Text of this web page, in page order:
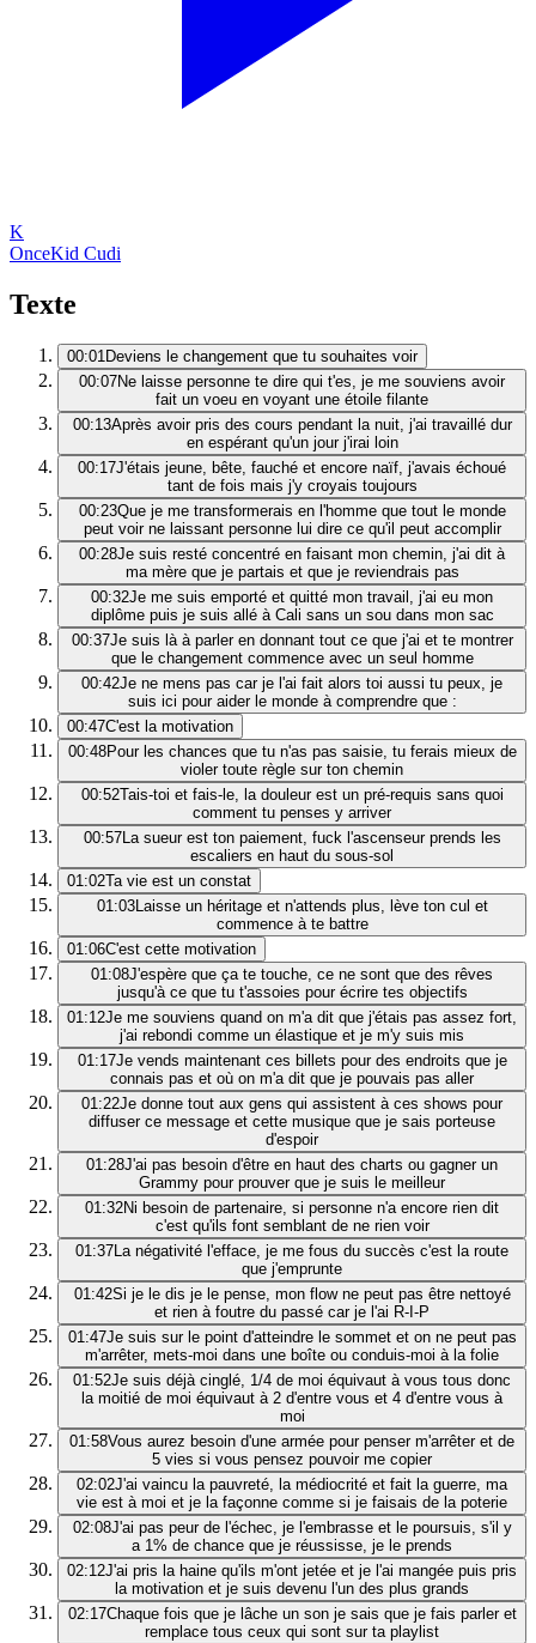
K
OnceKid Cudi
Texte
00:01Deviens le changement que tu souhaites voir
00:07Ne laisse personne te dire qui t'es, je me souviens avoir
fait un voeu en voyant une étoile filante
00:13Après avoir pris des cours pendant la nuit, j'ai travaillé dur
en espérant qu'un jour j'irai loin
00:17J'étais jeune, bête, fauché et encore naïf, j'avais échoué
tant de fois mais j'y croyais toujours
00:23Que je me transformerais en l'homme que tout le monde
peut voir ne laissant personne lui dire ce qu'il peut accomplir
00:28Je suis resté concentré en faisant mon chemin, j'ai dit à
ma mère que je partais et que je reviendrais pas
00:32Je me suis emporté et quitté mon travail, j'ai eu mon
diplôme puis je suis allé à Cali sans un sou dans mon sac
00:37Je suis là à parler en donnant tout ce que j'ai et te montrer
que le changement commence avec un seul homme
00:42Je ne mens pas car je l'ai fait alors toi aussi tu peux, je
suis ici pour aider le monde à comprendre que :
00:47C'est la motivation
00:48Pour les chances que tu n'as pas saisie, tu ferais mieux de
violer toute règle sur ton chemin
00:52Tais-toi et fais-le, la douleur est un pré-requis sans quoi
comment tu penses y arriver
00:57La sueur est ton paiement, fuck l'ascenseur prends les
escaliers en haut du sous-sol
01:02Ta vie est un constat
01:03Laisse un héritage et n'attends plus, lève ton cul et
commence à te battre
01:06C'est cette motivation
01:08J'espère que ça te touche, ce ne sont que des rêves
jusqu'à ce que tu t'assoies pour écrire tes objectifs
01:12Je me souviens quand on m'a dit que j'étais pas assez fort,
j'ai rebondi comme un élastique et je m'y suis mis
01:17Je vends maintenant ces billets pour des endroits que je
connais pas et où on m'a dit que je pouvais pas aller
01:22Je donne tout aux gens qui assistent à ces shows pour
diffuser ce message et cette musique que je sais porteuse
d'espoir
01:28J'ai pas besoin d'être en haut des charts ou gagner un
Grammy pour prouver que je suis le meilleur
01:32Ni besoin de partenaire, si personne n'a encore rien dit
c'est qu'ils font semblant de ne rien voir
01:37La négativité l'efface, je me fous du succès c'est la route
que j'emprunte
01:42Si je le dis je le pense, mon flow ne peut pas être nettoyé
et rien à foutre du passé car je l'ai R-I-P
01:47Je suis sur le point d'atteindre le sommet et on ne peut pas
m'arrêter, mets-moi dans une boîte ou conduis-moi à la folie
01:52Je suis déjà cinglé, 1/4 de moi équivaut à vous tous donc
la moitié de moi équivaut à 2 d'entre vous et 4 d'entre vous à
moi
01:58Vous aurez besoin d'une armée pour penser m'arrêter et de
5 vies si vous pensez pouvoir me copier
02:02J'ai vaincu la pauvreté, la médiocrité et fait la guerre, ma
vie est à moi et je la façonne comme si je faisais de la poterie
02:08J'ai pas peur de l'échec, je l'embrasse et le poursuis, s'il y
a 1% de chance que je réussisse, je le prends
02:12J'ai pris la haine qu'ils m'ont jetée et je l'ai mangée puis pris
la motivation et je suis devenu l'un des plus grands
02:17Chaque fois que je lâche un son je sais que je fais parler et
remplace tous ceux qui sont sur ta playlist